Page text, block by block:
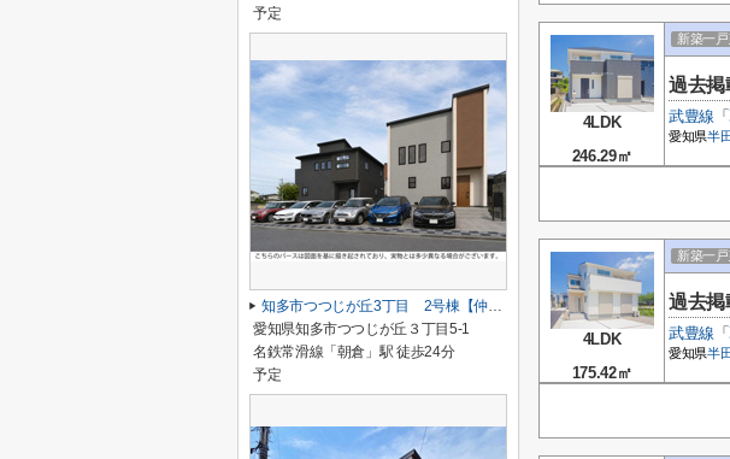
4LDK
246.29㎡
新築一
過去掲
武豊線 「
愛知県半
4LDK
175.42㎡
新築一
過去掲
武豊線 「
愛知県半
予定
知多市つつじが丘3丁目 2号棟【仲介手数料0円】
愛知県知多市つつじが丘３丁目5-1
名鉄常滑線「朝倉」駅 徒歩24分
予定